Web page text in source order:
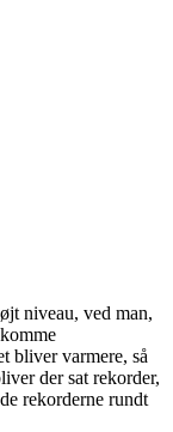
niveau, ved man,
bliver varmere, så
der sat rekorder,
rekorderne rundt